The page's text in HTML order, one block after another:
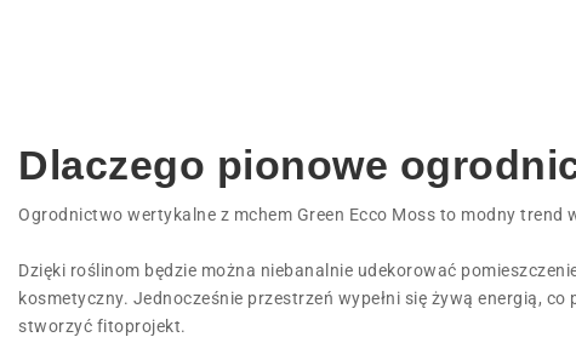
Dlaczego pionowe
Ogrodnictwo wertykalne z mchem Green Ecco Moss to modny trend
Dzięki roślinom będzie można niebanalnie udekorować
kosmetyczny. Jednocześnie przestrzeń wypełni się żywą energią,
stworzyć fitoprojekt.